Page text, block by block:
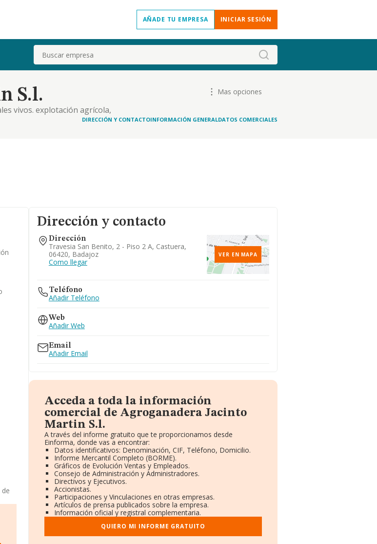
AÑADE TU EMPRESA INICIAR SESIÓN
Buscar
S.l.
vivos. explotación agrícola,
Mas opciones
DIRECCIÓN Y CONTACTOINFORMACIÓN GENERALDATOS COMERCIALES
Dirección y contacto
Dirección
Travesia San Benito, 2 - Piso 2 A, Castuera,
06420, Badajoz
Como llegar
VER EN MAPA
Teléfono
Añadir Teléfono
Web
Añadir Web
Email
Añadir Email
Acceda a toda la información
comercial de Agroganadera Jacinto
Martin S.l.
A través del informe gratuito que te proporcionamos desde
Einforma, donde vas a encontrar:
Datos identificativos: Denominación, CIF, Teléfono, Domicilio.
Informe Mercantil Completo (BORME).
Gráficos de Evolución Ventas y Empleados.
Consejo de Administración y Administradores.
Directivos y Ejecutivos.
Accionistas.
Participaciones y Vinculaciones en otras empresas.
Artículos de prensa publicados sobre la empresa.
Información oficial y registral complementaria.
QUIERO MI INFORME GRATUITO